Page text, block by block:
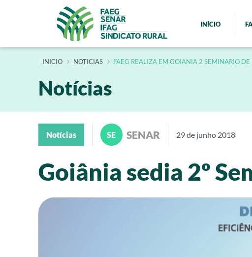
INÍCIO
INÍCIO NOTICIAS FAEG REALIZA EM GOIANIA 2 SEMINARIO
Notícias
Notícias SE SENAR 29 de junho 2018
Goiânia sedia 2º